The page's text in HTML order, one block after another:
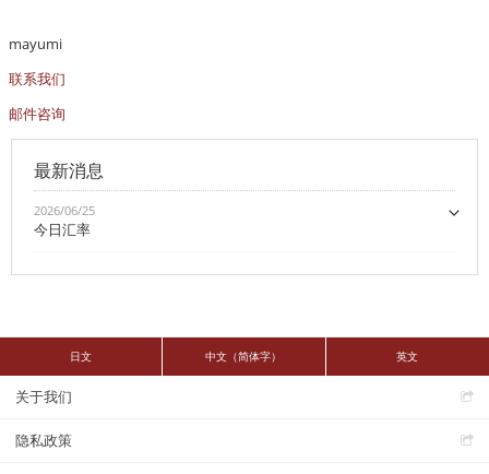
mayumi
联系我们
邮件咨询
最新消息
2026/06/25
今日汇率
日文 中文（简体字） 英文
关于我们
隐私政策